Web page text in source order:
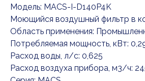
Модель: MACS-I-D140P4K
Моющийся воздушный фильтр в
Область применения:
Потребляемая мощность, кВт:
Расход воды, л/с: 0,625
Расход воздуха прибора, м3/ч: